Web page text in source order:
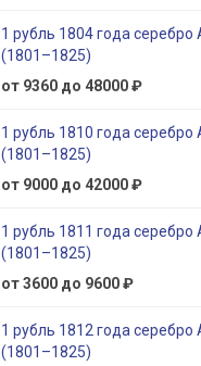
1 рубль 1804 года серебро
(1801–1825)
от 9360 до 48000 ₽
1 рубль 1810 года серебро
(1801–1825)
от 9000 до 42000 ₽
1 рубль 1811 года серебро
(1801–1825)
от 3600 до 9600 ₽
1 рубль 1812 года серебро
(1801–1825)